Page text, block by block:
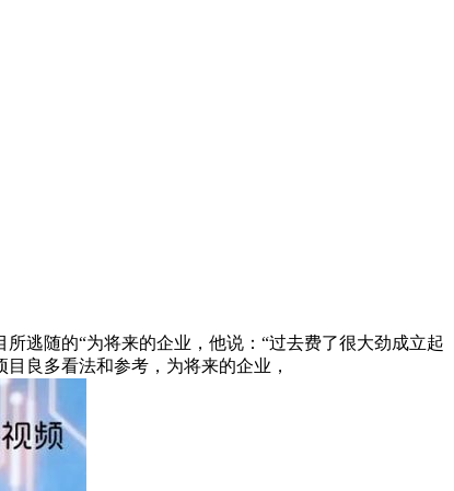
逃随的“为将来的企业，他说：“过去费了很大劲成立起
良多看法和参考，为将来的企业，